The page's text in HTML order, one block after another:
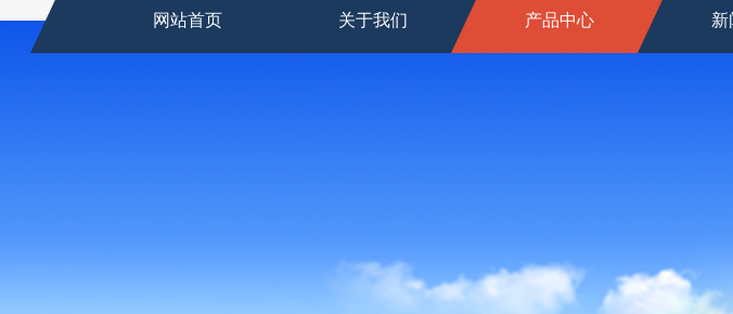
网站首页 关于我们 产品中心 新